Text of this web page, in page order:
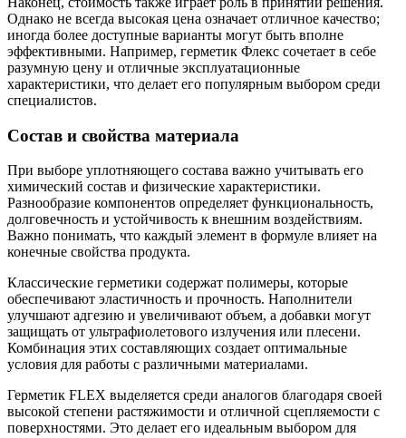
Однако не всегда высокая цена означает отличное качество;
иногда более доступные варианты могут быть вполне
эффективными. Например, герметик Флекс сочетает в себе
разумную цену и отличные эксплуатационные
характеристики, что делает его популярным выбором среди
специалистов.
Состав и свойства материала
При выборе уплотняющего состава важно учитывать его
химический состав и физические характеристики.
Разнообразие компонентов определяет функциональность,
долговечность и устойчивость к внешним воздействиям.
Важно понимать, что каждый элемент в формуле влияет на
конечные свойства продукта.
Классические герметики содержат полимеры, которые
обеспечивают эластичность и прочность. Наполнители
улучшают адгезию и увеличивают объем, а добавки могут
защищать от ультрафиолетового излучения или плесени.
Комбинация этих составляющих создает оптимальные
условия для работы с различными материалами.
Герметик FLEX выделяется среди аналогов благодаря своей
высокой степени растяжимости и отличной сцепляемости с
поверхностями. Это делает его идеальным выбором для